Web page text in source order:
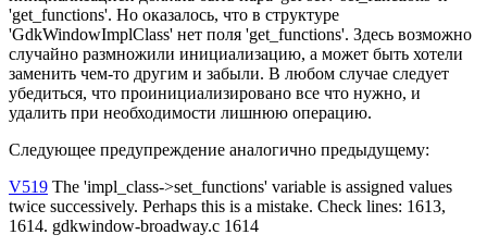
'get_functions'. Но оказалось, что в структуре
'GdkWindowImplClass' нет поля 'get_functions'. Здесь возможно
случайно размножили инициализацию, а может быть хотели
заменить чем-то другим и забыли. В любом случае следует
убедиться, что проинициализировано все что нужно, и
удалить при необходимости лишнюю операцию.
Следующее предупреждение аналогично предыдущему:
V519 The 'impl_class->set_functions' variable is assigned values
twice successively. Perhaps this is a mistake. Check lines: 1613,
1614. gdkwindow-broadway.c 1614